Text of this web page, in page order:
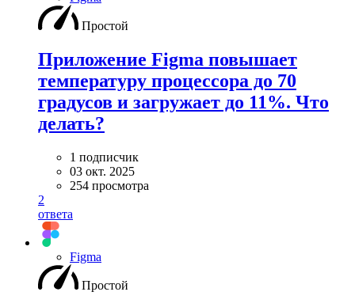
Простой
Приложение Figma повышает
температуру процессора до 70
градусов и загружает до 11%. Что
делать?
1 подписчик
03 окт. 2025
254 просмотра
2
ответа
Figma
Простой